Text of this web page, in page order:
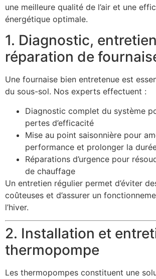
une meilleure qualité de l’air et une
énergétique optimale.
1. Diagnostic,
réparation de
Une fournaise bien entretenue est
du sous-sol. Nos experts effectuent :
Diagnostic complet du système
pertes d’efficacité
Mise au point saisonnière pour
performance et prolonger la
Réparations d’urgence pour
de chauffage
Un entretien régulier permet d’éviter
coûteuses et d’assurer un
l’hiver.
2. Installation et
thermopompe
Les thermopompes constituent une